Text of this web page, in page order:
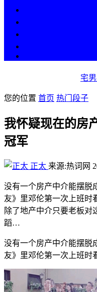
宅
您的位置 首页 热门段子
我怀疑现在的房
冠军
正太 来源:热词网
没有一个房产中介能摆脱
友》里邓伦第一次上班时
除了地产中介只要老板对
蹈…
没有一个房产中介能摆脱
友》里邓伦第一次上班时